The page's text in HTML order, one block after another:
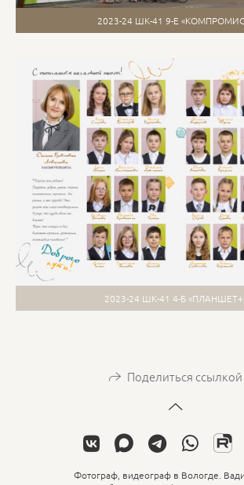
2023-24 ШК-41 9-Е
2023-24 ШК-41 4-Б
Поделиться ссылкой
Фотограф, видеограф в Вологде.